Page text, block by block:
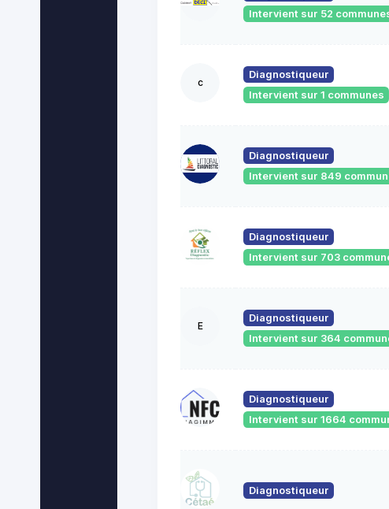
Intervient sur 52
c
Diagnostiqueur
Intervient sur 1 communes
Diagnostiqueur
Intervient sur 849
Diagnostiqueur
Intervient sur 703
E
Diagnostiqueur
Intervient sur 364
Diagnostiqueur
Intervient sur 1664
Diagnostiqueur